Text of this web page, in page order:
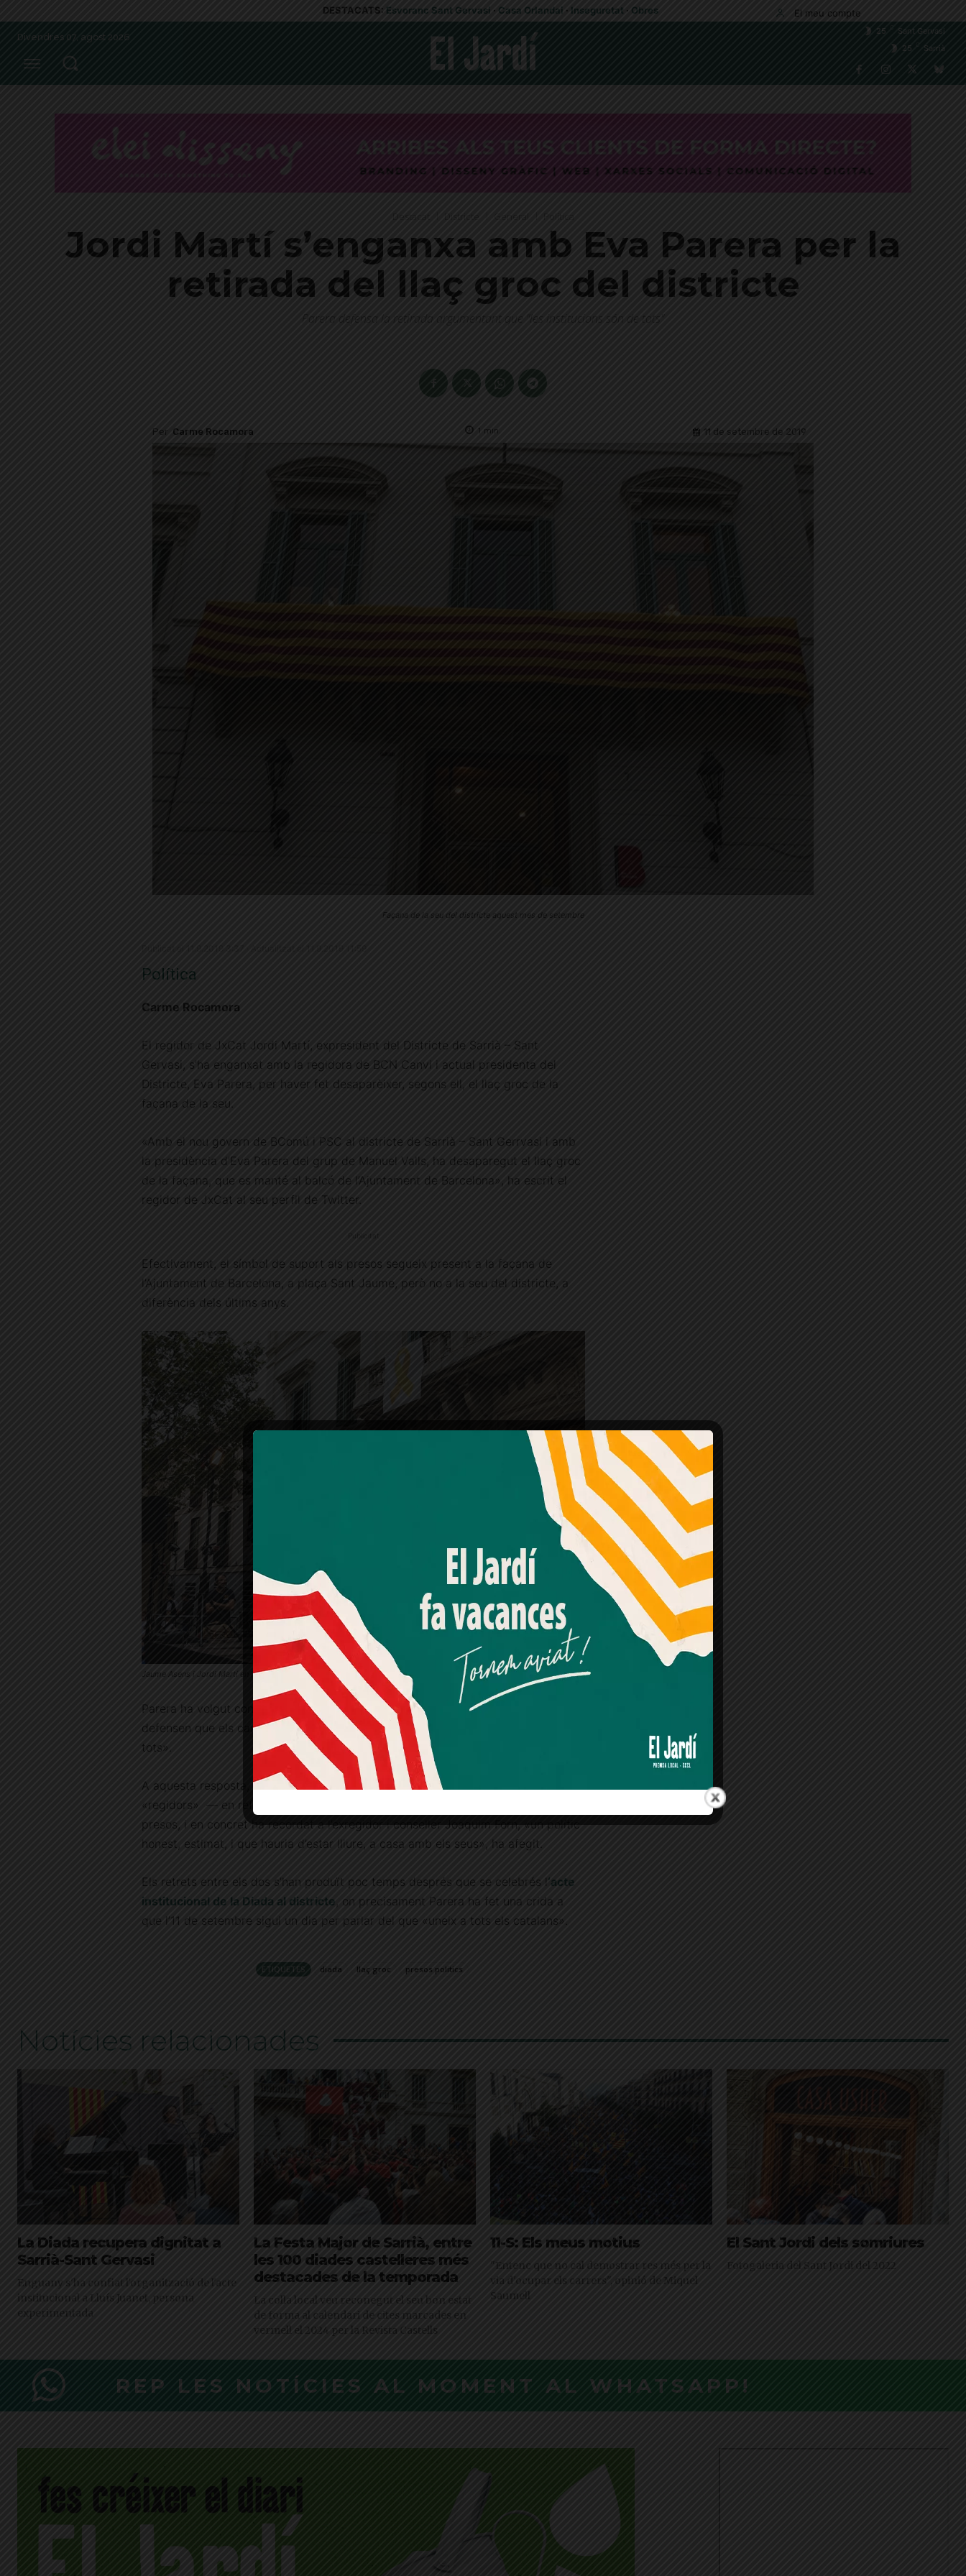
DESTACATS: Esvoranc Sant Gervasi · Casa Orlandai · Inseguretat · Obres El meu compte
Divendres 07, agost 2026
25
Sant Gervasi
25
Sarrià
Destacat
Jordi Martí s’enganxa amb Eva Parera per la
retirada del llaç groc del districte
Parera defensa la retirada argumentant que "les institucions són de tots"
Per Carme Rocamora 1 min. 11 de setembre de 2019
Façana de la seu del districte aquest mes de setembre
Política
Carme Rocamora
El regidor de JxCat Jordi Martí, expresident del Districte de Sarrià – Sant
Gervasi, s’ha enganxat amb la regidora de BCN Canvi i actual presidenta del
Districte, Eva Parera, per haver fet desaparèixer, segons ell, el llaç groc de la
façana de la seu.
«Amb el nou govern de BComú i PSC al districte de Sarrià – Sant Gerrvasi i amb
la presidència d’Eva Parera del grup de Manuel Valls, ha desaparegut el llaç groc
de la façana, que es manté al balcó de l’Ajuntament de Barcelona», ha escrit el
regidor de JxCat al seu perfil de Twitter.
Publicitat
Efectivament, el símbol de suport als presos segueix present a la façana de
l’Ajuntament de Barcelona, a plaça Sant Jaume, però no a la seu del districte, a
diferència dels últims anys.
Jaume Asens i Jordi Martí en l’acte institucional de la Diada de l’any passat © Carme Rocamora
Parera ha volgut contestar a Martí amb una altra piulada, on li ha dit: «Alguns
defensen que els carrers són seus, nosaltres defensem que les institucions són de
tots».
A aquesta resposta, Martí li ha criticat que a l’Ajuntament de Barcelona hi hagi
«regidors» — en referència a ella i altres– que neguen l’existència de polítics
presos, i en concret ha recordat a l’exregidor i conseller Joaquim Forn, «un polític
honest, estimat, i que hauria d’estar lliure, a casa amb els seus», ha afegit.
Els retrets entre els dos s’han produït poc temps després que se celebrés l‘acte
institucional de la Diada al districte , on precisament Parera ha fet una crida a
que l’11 de setembre sigui un dia per parlar del que «uneix a tots els catalans».
ETIQUETES diada llaç groc presos politics
Notícies relacionades
La Diada recupera dignitat a
Sarrià-Sant Gervasi
Enguany s'ha confiat l'organització de l'acte
institucional a Lluís Juanet, persona
experimentada
La Festa Major de Sarrià, entre
les 100 diades castelleres més
destacades de la temporada
La colla local veu reconegut el seu bon estat
de forma al calendari de cites marcades en
vermell el 2024 per la Revista Castells
11-S: Els meus motius
"Entenc que no cal demostrar res més per la
via d'ocupar els carrers", opinió de Miquel
Saumell
El Sant Jordi dels somriures
Fotogaleria del Sant Jordi del 2022
REP LES NOTÍCIES AL MOMENT AL WHATSAPP!
Amb el seu acord, nosaltres fem servir galetes o
tecnologies similars per emmagatzemar, accedir i
processar dades personals com la seva visita a aquest lloc
web. Pot retirar el seu consentiment o oposar-se al
processament de dades basat en interessos legítims en
qualsevol moment fent clic a "Ajustos de cookies" o a la
nostra Política de privacitat en aquest lloc web. Si cliques
"acceptar" dones el teu consentiment
Més informació Acceptar Rebutjar tot
Quan l’usuari crea un compte al Diari el Jardí, dona el seu
consentiment explícit per rebre comunicacions
informatives relacionades amb el servei. Aquest
consentiment pot ser revocat en qualsevol moment
mitjançant l’enllaç de baixa present a tots els correus.